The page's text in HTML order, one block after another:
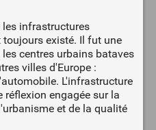
les infrastructures
existé. Il fut une
centres urbains bataves
villes d'Europe :
L'infrastructure
réflexion engagée sur la
et de la qualité